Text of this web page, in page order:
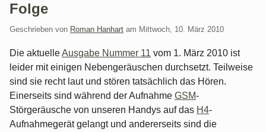
Folge
Geschrieben von Roman Hanhart am Mittwoch, 10. März 2010
Die aktuelleAusgabe Nummer 11 vom 1. März 2010 ist
leider mit einigen Nebengeräuschen durchsetzt. Teilweise
sind sie recht laut und stören tatsächlich das Hören.
Einerseits sind während der Aufnahme GSM-
Störgeräusche von unseren Handys auf das H4-
Aufnahmegerät gelangt und andererseits sind die